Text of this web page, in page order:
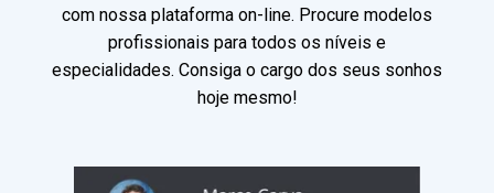
com nossa plataforma on-line. Procure modelos
profissionais para todos os níveis e
especialidades. Consiga o cargo dos seus sonhos
hoje mesmo!